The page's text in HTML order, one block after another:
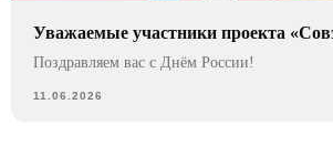
Уважаемые участники проекта
Поздравляем вас с Днём России!
11.06.2026